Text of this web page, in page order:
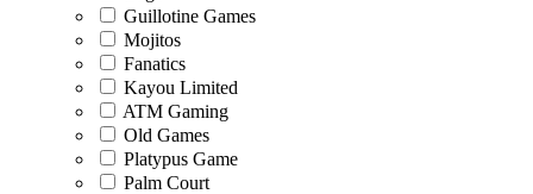
Guillotine Games
Mojitos
Fanatics
Kayou Limited
ATM Gaming
Old Games
Platypus Game
Palm Court